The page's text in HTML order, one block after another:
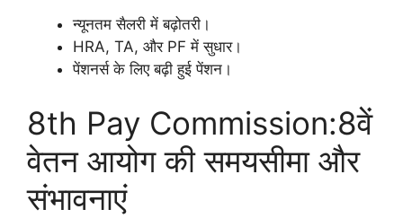
न्यूनतम सैलरी में बढ़ोतरी।
HRA, TA, और PF में सुधार।
पेंशनर्स के लिए बढ़ी हुई पेंशन।
8th Pay Commission:8वें
वेतन आयोग की समयसीमा और
संभावनाएं